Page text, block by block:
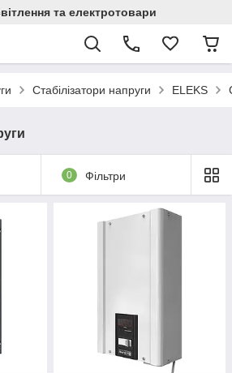
та електротовари
Стабілізатори напруги ELEKS
0 Фільтри